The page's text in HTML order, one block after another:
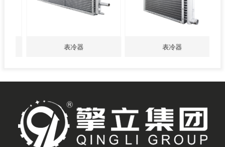
表冷器 表冷器